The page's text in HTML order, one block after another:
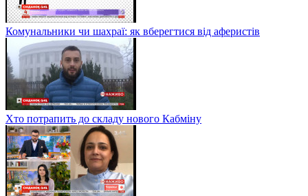
Комунальники чи шахраї: як вберегтися від аферистів
Хто потрапить до складу нового Кабміну